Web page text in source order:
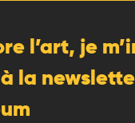
l’art, je
la